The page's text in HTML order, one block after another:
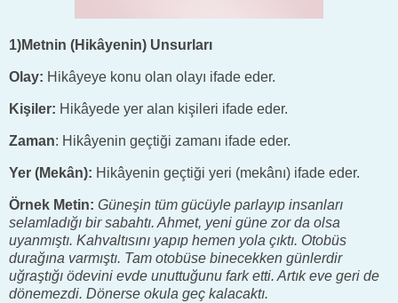
1)Metnin (Hikâyenin) Unsurları
Olay: Hikâyeye konu olan olayı ifade eder.
Kişiler: Hikâyede yer alan kişileri ifade eder.
Zaman: Hikâyenin geçtiği zamanı ifade eder.
Yer (Mekân): Hikâyenin geçtiği yeri (mekânı) ifade eder.
Örnek Metin: Güneşin tüm gücüyle parlayıp insanları
selamladığı bir sabahtı. Ahmet, yeni güne zor da olsa
uyanmıştı. Kahvaltısını yapıp hemen yola çıktı. Otobüs
durağına varmıştı. Tam otobüse binecekken günlerdir
uğraştığı ödevini evde unuttuğunu fark etti. Artık eve geri de
dönemezdi. Dönerse okula geç kalacaktı.